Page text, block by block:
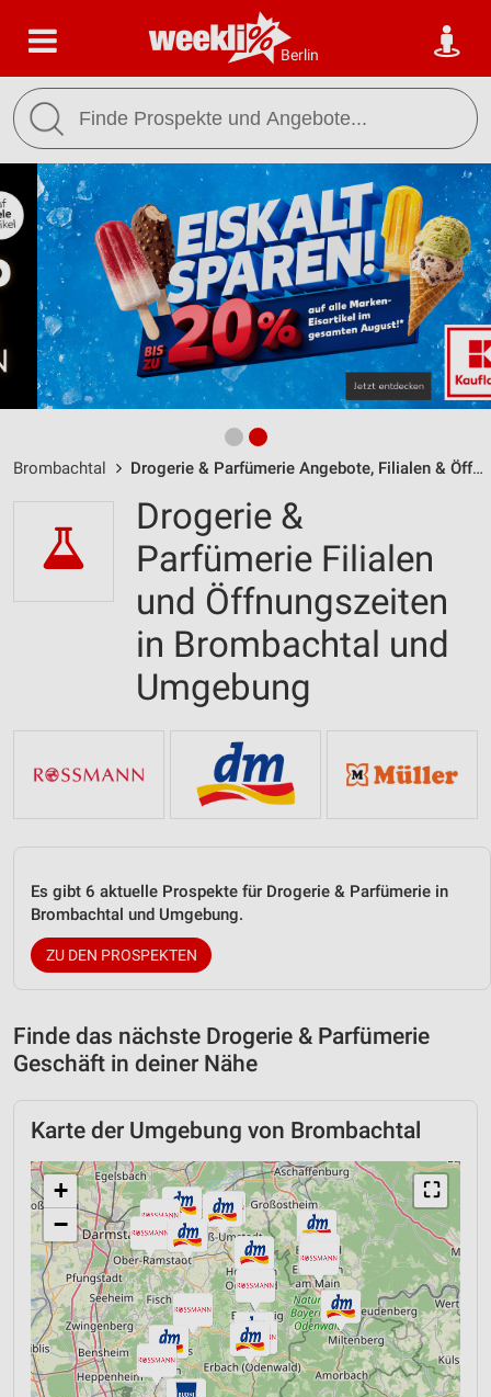
Berlin
Brombachtal Drogerie & Parfümerie Angebote, Filialen & Öffnungszeiten
Drogerie &
Parfümerie Filialen
und Öffnungszeiten
in Brombachtal und
Umgebung
Es gibt 6 aktuelle Prospekte für Drogerie & Parfümerie in
Brombachtal und Umgebung.
ZU DEN PROSPEKTEN
Finde das nächste Drogerie & Parfümerie
Geschäft in deiner Nähe
Karte der Umgebung von Brombachtal
⛶
+
−